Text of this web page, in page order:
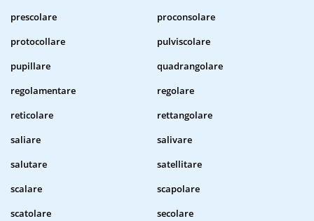
prescolare
proconsolare
protocollare
pulviscolare
pupillare
quadrangolare
regolamentare
regolare
reticolare
rettangolare
saliare
salivare
salutare
satellitare
scalare
scapolare
scatolare
secolare